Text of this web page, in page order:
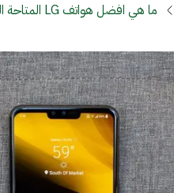
ما هي افضل هواتف LG المتاحة اليوم في السوق؟